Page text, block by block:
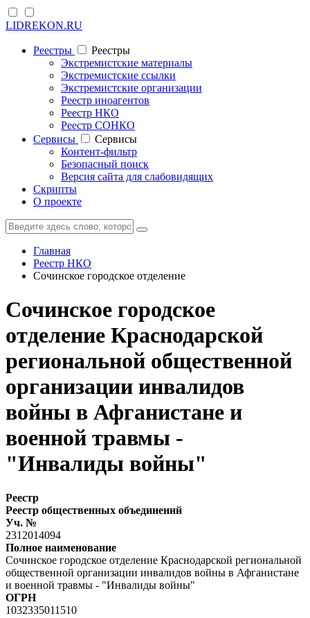
LIDREKON.RU
Реестры
Реестры
Экстремистские материалы
Экстремистские ссылки
Экстремистские организации
Реестр иноагентов
Реестр НКО
Реестр СОНКО
Cервисы
Cервисы
Контент-фильтр
Безопасный поиск
Версия сайта для слабовидящих
Скрипты
О проекте
Главная
Реестр НКО
Сочинское городское отделение
Сочинское городское
отделение Краснодарской
региональной общественной
организации инвалидов
войны в Афганистане и
военной травмы -
"Инвалиды войны"
Реестр
Реестр общественных объединений
Уч. №
2312014094
Полное наименование
Сочинское городское отделение Краснодарской региональной
общественной организации инвалидов войны в Афганистане
и военной травмы - "Инвалиды войны"
ОГРН
1032335011510